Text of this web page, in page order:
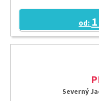
od:
Severný